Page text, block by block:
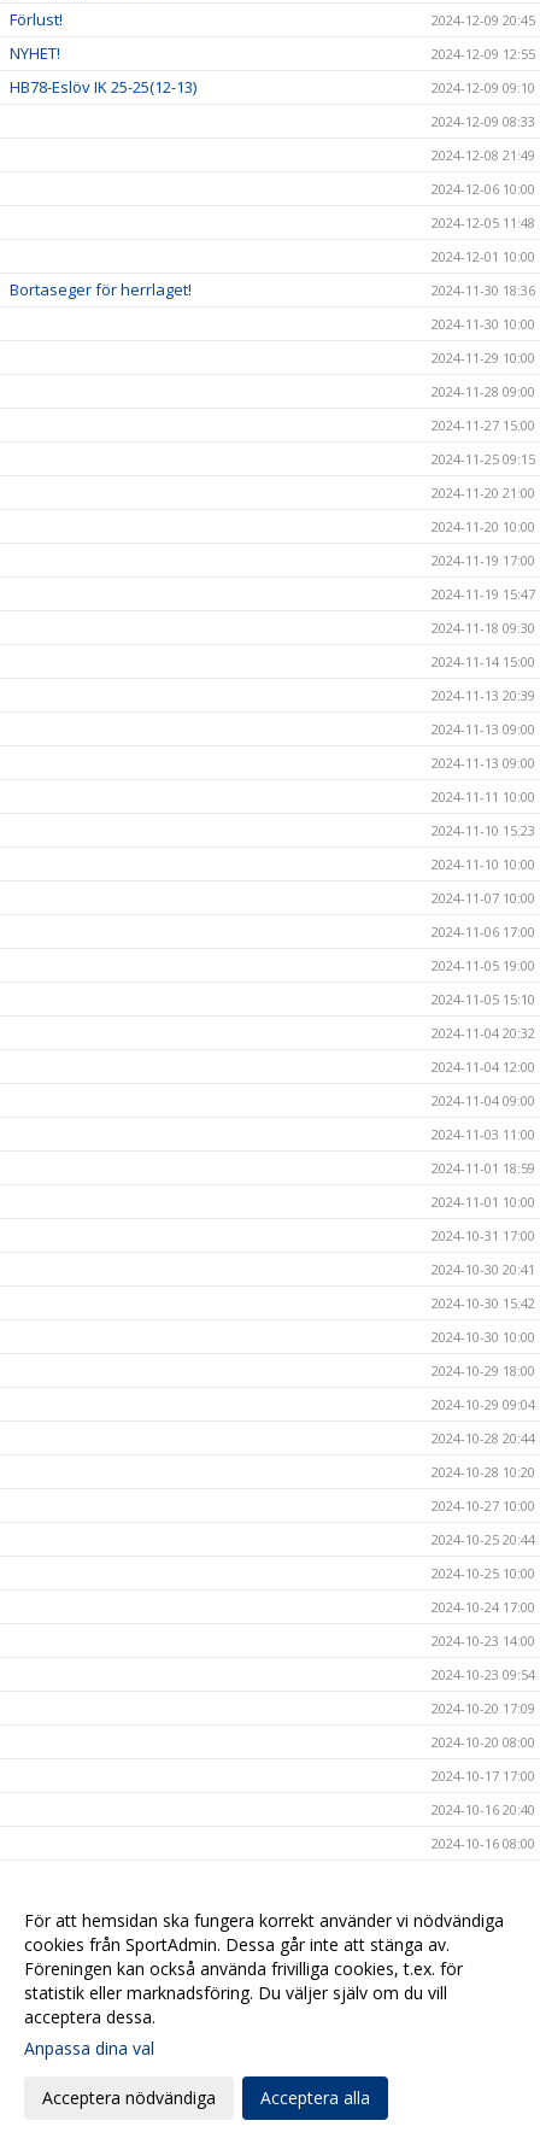
Förlust! 2024-12-09 20:45
NYHET! 2024-12-09 12:55
HB78-Eslöv IK 25-25(12-13)
2024-12-09 09:10
2024-12-09 08:33
2024-12-08 21:49
2024-12-06 10:00
2024-12-05 11:48
2024-12-01 10:00
Bortaseger för herrlaget!
2024-11-30 18:36
2024-11-30 10:00
2024-11-29 10:00
2024-11-28 09:00
2024-11-27 15:00
2024-11-25 09:15
2024-11-20 21:00
2024-11-20 10:00
2024-11-19 17:00
2024-11-19 15:47
2024-11-18 09:30
2024-11-14 15:00
2024-11-13 20:39
2024-11-13 09:00
2024-11-13 09:00
2024-11-11 10:00
2024-11-10 15:23
2024-11-10 10:00
2024-11-07 10:00
2024-11-06 17:00
2024-11-05 19:00
2024-11-05 15:10
2024-11-04 20:32
2024-11-04 12:00
2024-11-04 09:00
2024-11-03 11:00
2024-11-01 18:59
2024-11-01 10:00
2024-10-31 17:00
2024-10-30 20:41
2024-10-30 15:42
2024-10-30 10:00
2024-10-29 18:00
2024-10-29 09:04
2024-10-28 20:44
2024-10-28 10:20
2024-10-27 10:00
2024-10-25 20:44
2024-10-25 10:00
2024-10-24 17:00
2024-10-23 14:00
2024-10-23 09:54
2024-10-20 17:09
2024-10-20 08:00
2024-10-17 17:00
2024-10-16 20:40
2024-10-16 08:00
2024-10-14 15:47
2024-10-13 19:00
2024-10-11 20:50
För att hemsidan ska fungera korrekt använder vi nödvändiga
cookies från SportAdmin. Dessa går inte att stänga av.
Föreningen kan också använda frivilliga cookies, t.ex. för
statistik eller marknadsföring. Du väljer själv om du vill
acceptera dessa.
Anpassa dina val
Acceptera nödvändiga Acceptera alla